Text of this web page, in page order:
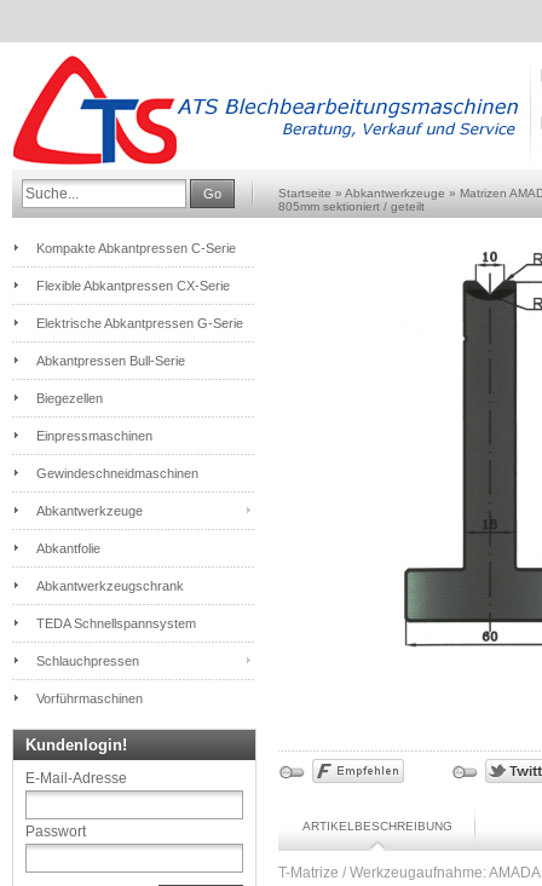
Go Startseite » Abkantwerkzeuge » Matrizen
805mm sektioniert / geteilt
ARTIKELBESCHREIBUNG
T-Matrize / Werkzeugaufnahme:
Kompakte Abkantpressen C-Serie
Flexible Abkantpressen CX-Serie
Elektrische Abkantpressen G-Serie
Abkantpressen Bull-Serie
Biegezellen
Einpressmaschinen
Gewindeschneidmaschinen
Abkantwerkzeuge
Abkantfolie
Abkantwerkzeugschrank
TEDA Schnellspannsystem
Schlauchpressen
Vorführmaschinen
Kundenlogin!
E-Mail-Adresse
Passwort